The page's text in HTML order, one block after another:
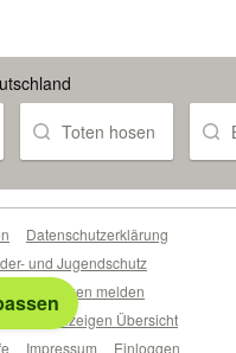
Toten hosen
Datenschutzerklärung
und Jugendschutz
melden
Anzeigen Übersicht
Impressum Einloggen